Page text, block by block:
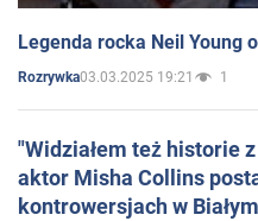
Legenda rocka Neil Young
Rozrywka03.03.2025 19:21 1
"Widziałem też historie
aktor Misha Collins
kontrowersjach w